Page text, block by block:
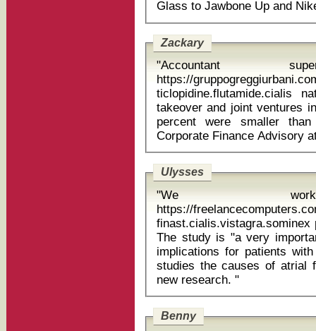
Zackary
"Accountant
https://
ticlopidine.flutamide.cialis natart
takeover and joint ventures
percent were smaller
Ulysses
"We
https://
The study is "a very
implications for patients
studies the causes of atrial
new research. "
Benny